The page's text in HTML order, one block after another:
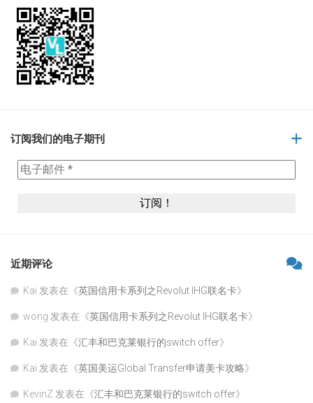
订阅我们的电子期刊
近期评论
Kai 发表在《英国信用卡系列之Revolut IHG联名卡》
wong 发表在《英国信用卡系列之Revolut IHG联名卡》
Kai 发表在《汇丰和巴克莱银行的switch offer》
Kai 发表在《英国美运Global Transfer申请美卡攻略》
KevinZ 发表在《汇丰和巴克莱银行的switch offer》